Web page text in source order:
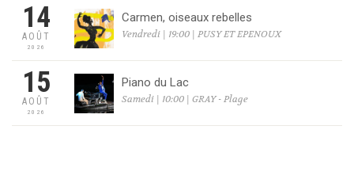
14
AOÛT
2026
Carmen, oiseaux rebelles
Vendredi | 19:00 | PUSY ET EPENOUX
15
AOÛT
2026
Piano du Lac
Samedi | 10:00 | GRAY - Plage